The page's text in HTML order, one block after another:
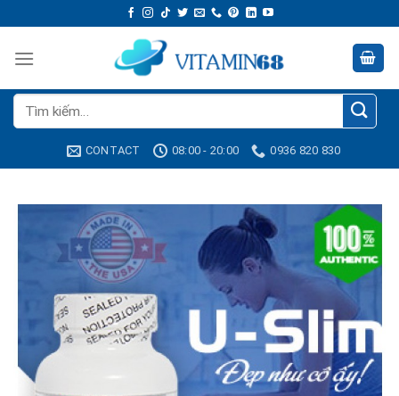
to
content
Tìm
kiếm:
CONTACT 08:00 - 20:00 0936 820 830